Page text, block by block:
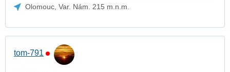
Olomouc, Var. Nám. 215 m.n.m.
tom-791